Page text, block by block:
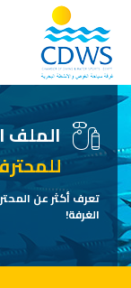
تعرف أكثر عن
الغرفة!